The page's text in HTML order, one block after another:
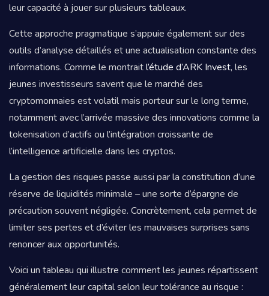
leur capacité à jouer sur plusieurs tableaux.
Cette approche pragmatique s’appuie également sur des
outils d’analyse détaillés et une actualisation constante des
informations. Comme le montraitl’étude d’ARK Invest, les
jeunes investisseurs savent que le marché des
cryptomonnaies est volatil mais porteur sur le long terme,
notamment avec l’arrivée massive des innovations comme la
tokenisation d’actifs ou l’intégration croissante de
l’intelligence artificielle dans les cryptos.
La gestion des risques passe aussi par la constitution d’une
réserve de liquidités minimale – une sorte d’épargne de
précaution souvent négligée. Concrètement, cela permet de
limiter ses pertes et d’éviter les mauvaises surprises sans
renoncer aux opportunités.
Voici un tableau qui illustre comment les jeunes répartissent
généralement leur capital selon leur tolérance au risque :